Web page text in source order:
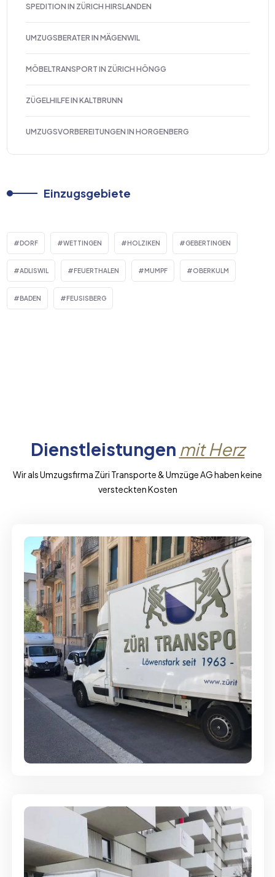
SPEDITION IN ZÜRICH HIRSLANDEN
UMZUGSBERATER IN MÄGENWIL
MÖBELTRANSPORT IN ZÜRICH HÖNGG
ZÜGELHILFE IN KALTBRUNN
UMZUGSVORBEREITUNGEN IN HORGENBERG
Einzugsgebiete
DORF WETTINGEN HOLZIKEN GEBERTINGEN
ADLISWIL FEUERTHALEN MUMPF OBERKULM
BADEN FEUSISBERG
Dienstleistungen mit Herz
Wir als Umzugsfirma Züri Transporte & Umzüge AG haben keine
versteckten Kosten
Full-Service - Für Privatumzüge